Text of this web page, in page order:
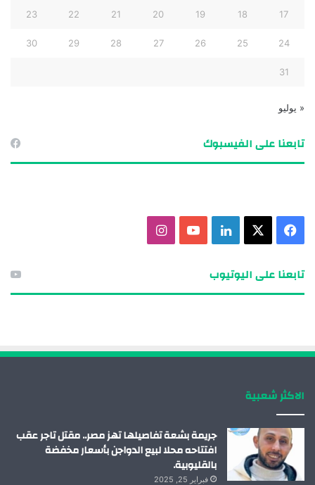
17
18
19
20
21
22
23
24
25
26
27
28
29
30
31
« يوليو
تابعنا على الفيسبوك
تابعنا على اليوتيوب
الاكثر شعبية
جريمة بشعة تفاصيلها تهز مصر.. مقتل تاجر عقب
افتتاحه محلا لبيع الدواجن بأسعار مخفضة
بالقليوبية.
فبراير 25, 2025